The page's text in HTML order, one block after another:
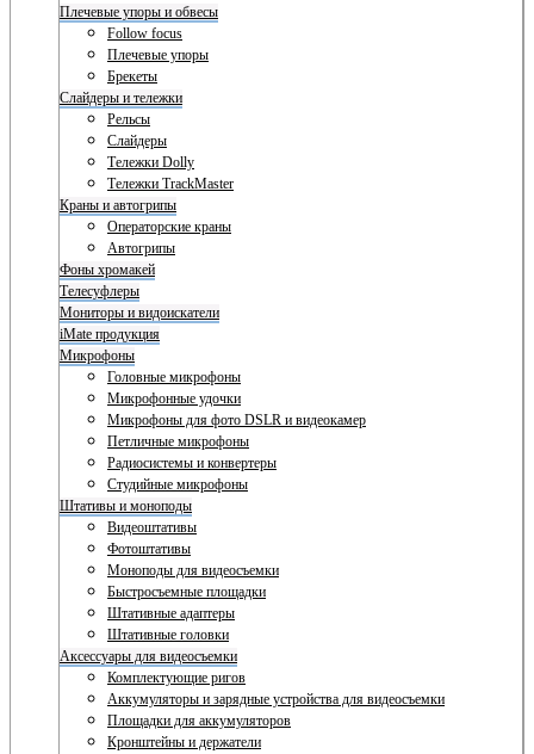
Плечевые упоры и обвесы
Follow focus
Плечевые упоры
Брекеты
Слайдеры и тележки
Рельсы
Слайдеры
Тележки Dolly
Тележки TrackMaster
Краны и автогрипы
Операторские краны
Автогрипы
Фоны хромакей
Телесуфлеры
Мониторы и видоискатели
iMate продукция
Микрофоны
Головные микрофоны
Микрофонные удочки
Микрофоны для фото DSLR и видеокамер
Петличные микрофоны
Радиосистемы и конвертеры
Студийные микрофоны
Штативы и моноподы
Видеоштативы
Фотоштативы
Моноподы для видеосъемки
Быстросъемные площадки
Штативные адаптеры
Штативные головки
Аксессуары для видеосъемки
Комплектующие ригов
Аккумуляторы и зарядные устройства для видеосъемки
Площадки для аккумуляторов
Кронштейны и держатели